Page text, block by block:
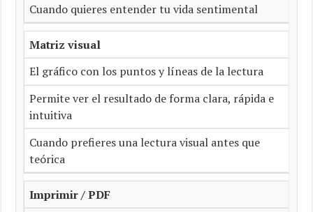
Cuando quieres entender tu vida sentimental
Matriz visual
El gráfico con los puntos y líneas de la lectura
Permite ver el resultado de forma clara, rápida e
intuitiva
Cuando prefieres una lectura visual antes que
teórica
Imprimir / PDF